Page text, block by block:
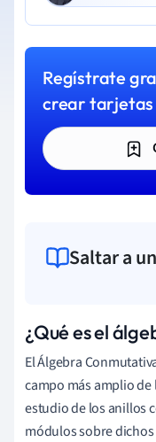
Regístrate
crear tarjetas
Saltar a
¿Qué es el
El Álgebra
campo más amplio de
estudio de los anillos
módulos sobre